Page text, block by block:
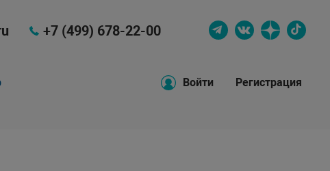
+7 (499) 678-22-00
Войти Регистрация